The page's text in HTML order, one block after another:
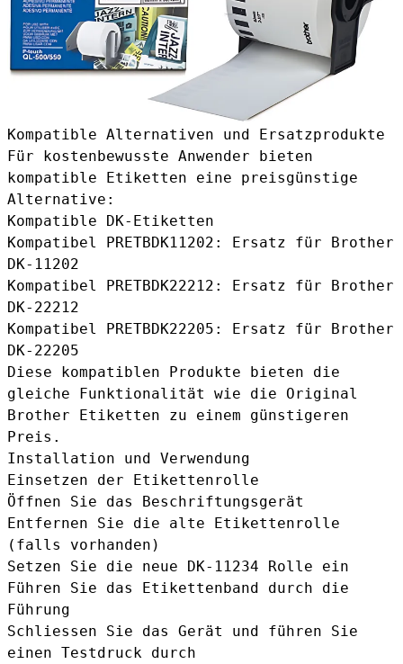
Kompatible Alternativen und Ersatzprodukte
Für kostenbewusste Anwender bieten
kompatible Etiketten eine preisgünstige
Alternative:
Kompatible DK-Etiketten
Kompatibel PRETBDK11202 : Ersatz für Brother
DK-11202
Kompatibel PRETBDK22212 : Ersatz für Brother
DK-22212
Kompatibel PRETBDK22205 : Ersatz für Brother
DK-22205
Diese kompatiblen Produkte bieten die
gleiche Funktionalität wie die Original
Brother Etiketten zu einem günstigeren
Preis.
Installation und Verwendung
Einsetzen der Etikettenrolle
Öffnen Sie das Beschriftungsgerät
Entfernen Sie die alte Etikettenrolle
(falls vorhanden)
Setzen Sie die neue DK-11234 Rolle ein
Führen Sie das Etikettenband durch die
Führung
Schliessen Sie das Gerät und führen Sie
einen Testdruck durch